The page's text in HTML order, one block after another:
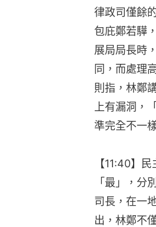
律政司僅餘
包庇鄭若驊
展局局長時
同，而處理
則指，林鄭
上有漏洞，
準完全不一
【11:40】
「最」，分
司長，在一
出，林鄭不